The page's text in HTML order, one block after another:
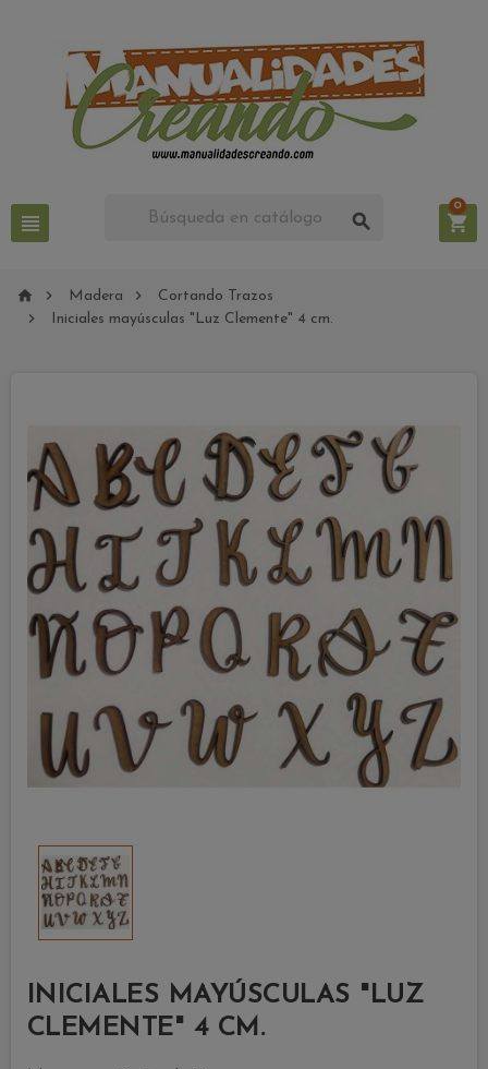
  
0
  Madera  Cortando Trazos
 Iniciales mayúsculas "Luz Clemente" 4 cm.
INICIALES MAYÚSCULAS "LUZ
CLEMENTE" 4 CM.